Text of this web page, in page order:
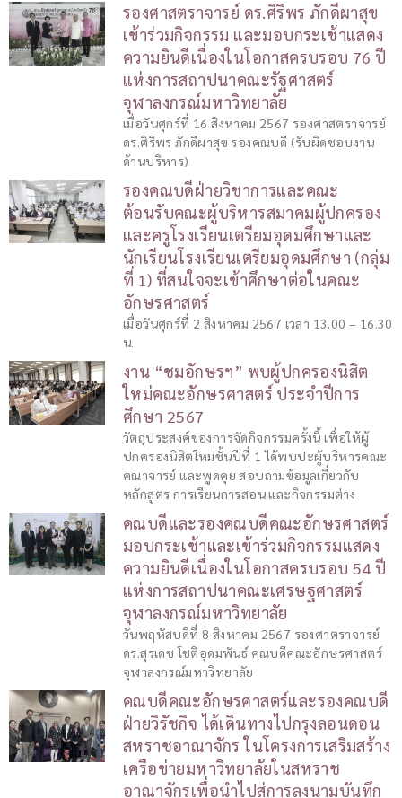
รองศาสตราจารย์ ดร.ศิริพร ภักดีผาสุข
เข้าร่วมกิจกรรม และมอบกระเช้าแสดง
ความยินดีเนื่องในโอกาสครบรอบ 76 ปี
แห่งการสถาปนาคณะรัฐศาสตร์
จุฬาลงกรณ์มหาวิทยาลัย
เมื่อวันศุกร์ที่ 16 สิงหาคม 2567 รองศาสตราจารย์
ดร.ศิริพร ภักดีผาสุข รองคณบดี (รับผิดชอบงาน
ด้านบริหาร)
รองคณบดีฝ่ายวิชาการและคณะ
ต้อนรับคณะผู้บริหารสมาคมผู้ปกครอง
และครูโรงเรียนเตรียมอุดมศึกษาและ
นักเรียนโรงเรียนเตรียมอุดมศึกษา (กลุ่ม
ที่ 1) ที่สนใจจะเข้าศึกษาต่อในคณะ
อักษรศาสตร์
เมื่อวันศุกร์ที่ 2 สิงหาคม 2567 เวลา 13.00 – 16.30
น.
งาน “ชมอักษรฯ” พบผู้ปกครองนิสิต
ใหม่คณะอักษรศาสตร์ ประจำปีการ
ศึกษา 2567
วัตถุประสงค์ของการจัดกิจกรรมครั้งนี้ เพื่อให้ผู้
ปกครองนิสิตใหม่ชั้นปีที่ 1 ได้พบปะผู้บริหารคณะ
คณาจารย์ และพูดคุย สอบถามข้อมูลเกี่ยวกับ
หลักสูตร การเรียนการสอน และกิจกรรมต่าง
คณบดีและรองคณบดีคณะอักษรศาสตร์
มอบกระเช้าและเข้าร่วมกิจกรรมแสดง
ความยินดีเนื่องในโอกาสครบรอบ 54 ปี
แห่งการสถาปนาคณะเศรษฐศาสตร์
จุฬาลงกรณ์มหาวิทยาลัย
วันพฤหัสบดีที่ 8 สิงหาคม 2567 รองศาตราจารย์
ดร.สุรเดช โชติอุดมพันธ์ คณบดีคณะอักษรศาสตร์
จุฬาลงกรณ์มหาวิทยาลัย
คณบดีคณะอักษรศาสตร์และรองคณบดี
ฝ่ายวิรัชกิจ ได้เดินทางไปกรุงลอนดอน
สหราชอาณาจักร ในโครงการเสริมสร้าง
เครือข่ายมหาวิทยาลัยในสหราช
อาณาจักรเพื่อนำไปสู่การลงนามบันทึก